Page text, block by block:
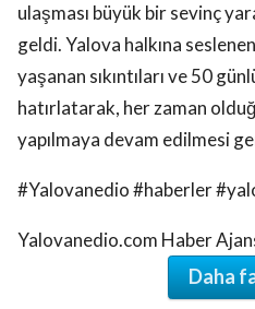
ulaşması büyük bir sevinç
geldi. Yalova halkına
yaşanan sıkıntıları ve 50
hatırlatarak, her zaman
yapılmaya devam edilmesi
#Yalovanedio #haberler
Yalovanedio.com Haber
Daha